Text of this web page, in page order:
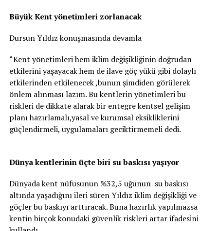
Büyük Kent yönetimleri zorlanacak
Dursun Yıldız konuşmasında devamla
“Kent yönetimleri hem iklim değişikliğinin doğrudan
etkilerini yaşayacak hem de ilave göç yükü gibi dolaylı
etkilerinden etkilenecek ,bunun şimdiden görülerek
önlem alınması lazım. Bu kentlerin yönetimleri bu
riskleri de dikkate alarak bir entegre kentsel gelişim
planı hazırlamalı,yasal ve kurumsal eksikliklerini
güçlendirmeli, uygulamaları geciktirmemeli dedi.
Dünya kentlerinin üçte biri su baskısı yaşıyor
Dünyada kent nüfusunun %32,5 uğunun su baskısı
altında yaşadığını ileri süren Yıldız iklim değişikliği ve
göçler bu baskıyı arttıracak. Buna hazırlık yapılmazsa
kentin birçok konudaki güvenlik riskleri artar ifadesini